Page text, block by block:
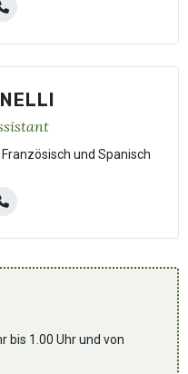
und Spanisch
bis 1.00 Uhr und von